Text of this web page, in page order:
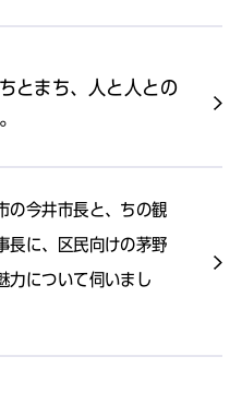
とまち、人と人との
の今井市長と、ちの観
長に、区民向けの茅野
力について伺いまし